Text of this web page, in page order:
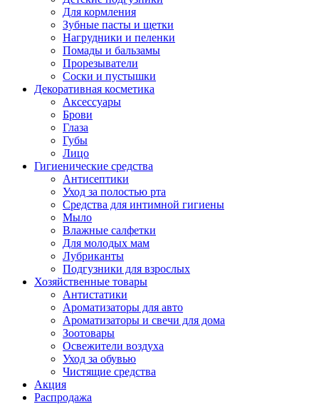
Для кормления
Зубные пасты и щетки
Нагрудники и пеленки
Помады и бальзамы
Прорезыватели
Соски и пустышки
Декоративная косметика
Аксессуары
Брови
Глаза
Губы
Лицо
Гигиенические средства
Антисептики
Уход за полостью рта
Средства для интимной гигиены
Мыло
Влажные салфетки
Для молодых мам
Лубриканты
Подгузники для взрослых
Хозяйственные товары
Антистатики
Ароматизаторы для авто
Ароматизаторы и свечи для дома
Зоотовары
Освежители воздуха
Уход за обувью
Чистящие средства
Акция
Распродажа